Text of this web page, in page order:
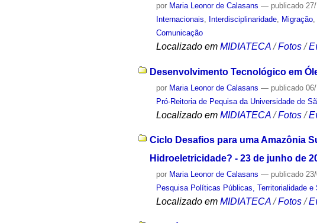
por Maria Leonor de Calasans — publicado
Internacionais
Interdisciplinaridade Migração
Comunicação
Localizado em MIDIATECA /Fotos /
Desenvolvimento Tecnológico em
por Maria Leonor de Calasans — publicado
Pró-Reitoria de Pequisa da Universidade de
Localizado em MIDIATECA /Fotos /
Ciclo Desafios para uma Amazônia
Hidroeletricidade? - 23 de junho de
por Maria Leonor de Calasans — publicado
Pesquisa Políticas Públicas, Territorialidade e
Localizado em MIDIATECA /Fotos /